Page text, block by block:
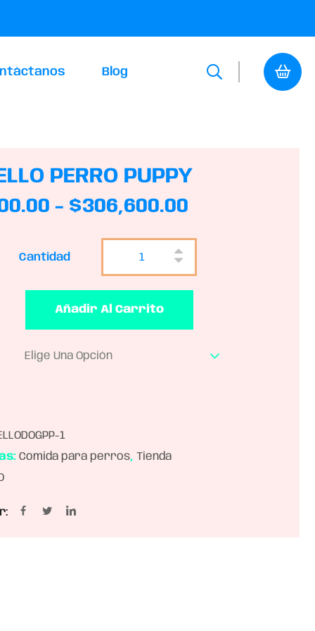
Blog
PERRO PUPPY
- $306,600.00
Elige Una Opción
Cantidad
Añadir Al Carrito
1
Comida para perros, Tienda